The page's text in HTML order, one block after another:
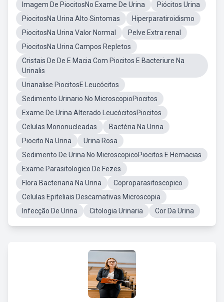
Imagem De PiocitosNo Exame De Urina
Piócitos Urina
PiocitosNa Urina Alto Sintomas
Hiperparatiroidismo
PiocitosNa Urina Valor Normal
Pelve Extra renal
PiocitosNa Urina Campos Repletos
Cristais De De E Macia Com Piocitos E Bacteriure Na
Urinalis
Urianalise PiocitosE Leucócitos
Sedimento Urinario No MicroscopioPiocitos
Exame De Urina Alterado LeucócitosPiocitos
Celulas Mononucleadas
Bactéria Na Urina
Piocito Na Urina
Urina Rosa
Sedimento De Urina No MicroscopicoPiocitos E Hemacias
Exame Parasitologico De Fezes
Flora Bacteriana Na Urina
Coproparasitoscopico
Celulas Epiteliais Descamativas Microscopia
Infecção De Urina
Citologia Urinaria Cor Da Urina